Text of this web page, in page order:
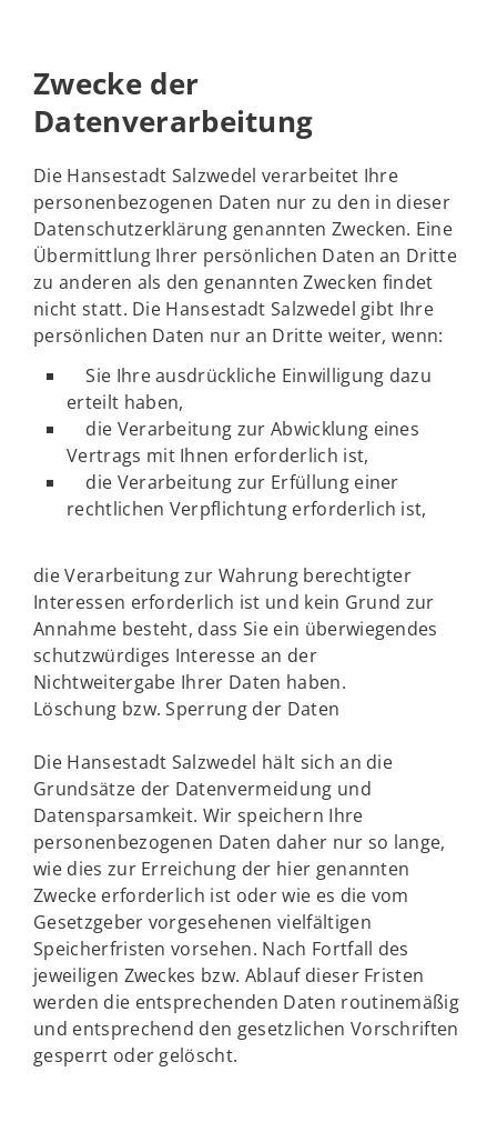
Zwecke der
Datenverarbeitung
Die Hansestadt Salzwedel verarbeitet Ihre
personenbezogenen Daten nur zu den in dieser
Datenschutzerklärung genannten Zwecken. Eine
Übermittlung Ihrer persönlichen Daten an Dritte
zu anderen als den genannten Zwecken findet
nicht statt. Die Hansestadt Salzwedel gibt Ihre
persönlichen Daten nur an Dritte weiter, wenn:
Sie Ihre ausdrückliche Einwilligung dazu
erteilt haben,
die Verarbeitung zur Abwicklung eines
Vertrags mit Ihnen erforderlich ist,
die Verarbeitung zur Erfüllung einer
rechtlichen Verpflichtung erforderlich ist,
die Verarbeitung zur Wahrung berechtigter
Interessen erforderlich ist und kein Grund zur
Annahme besteht, dass Sie ein überwiegendes
schutzwürdiges Interesse an der
Nichtweitergabe Ihrer Daten haben.
Löschung bzw. Sperrung der Daten
Die Hansestadt Salzwedel hält sich an die
Grundsätze der Datenvermeidung und
Datensparsamkeit. Wir speichern Ihre
personenbezogenen Daten daher nur so lange,
wie dies zur Erreichung der hier genannten
Zwecke erforderlich ist oder wie es die vom
Gesetzgeber vorgesehenen vielfältigen
Speicherfristen vorsehen. Nach Fortfall des
jeweiligen Zweckes bzw. Ablauf dieser Fristen
werden die entsprechenden Daten routinemäßig
und entsprechend den gesetzlichen Vorschriften
gesperrt oder gelöscht.